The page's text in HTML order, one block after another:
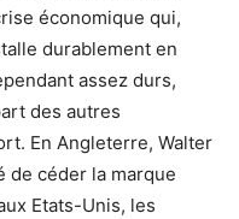
économique qui,
durablement en
assez durs,
des autres
En Angleterre, Walter
de céder la marque
Etats-Unis, les